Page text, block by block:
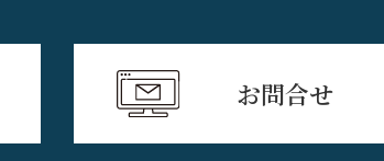
お問合せ